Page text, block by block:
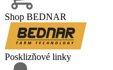
Shop BEDNAR
Posklizňové linky